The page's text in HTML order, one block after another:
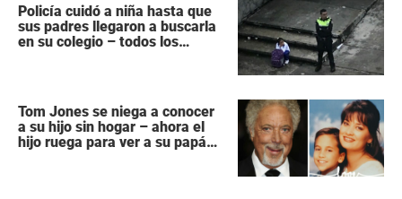
Policía cuidó a niña hasta que
sus padres llegaron a buscarla
en su colegio – todos los
Tom Jones se niega a conocer
a su hijo sin hogar – ahora el
hijo ruega para ver a su papá